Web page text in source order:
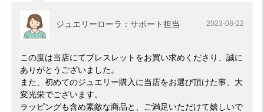
ジュエリーローラ：サポート担当 2023-08-22
この度は当店にてブレスレットをお買い求めくださり、誠に
ありがとうございました。
また、初めてのジュエリー購入に当店をお選び頂けた事、大
変光栄でございます。
ラッピングも含め素敵な商品と、ご満足いただけて嬉しいで